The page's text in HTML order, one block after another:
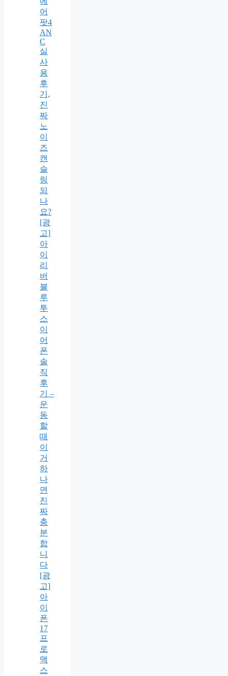
어
팟4
AN
C
실
사
용
후
기,
진
짜
노
이
즈
캔
슬
링
되
나
요?
[광
고]
아
이
리
버
블
루
투
스
이
어
폰
솔
직
후
기 –
운
동
할
때
이
거
하
나
면
진
짜
충
분
합
니
다
[광
고]
아
이
폰
17
프
로
맥
스